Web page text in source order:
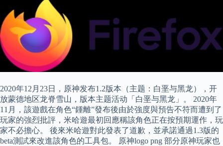
2020年12月23日，原神发布1.2版本（主题：白垩与黑龙），开
放蒙德地区龙脊雪山，版本主题活动「白垩与黑龙」。 2020年
11月，該遊戲在角色“鍾離”發布後由於強度與預告不符而遭到了
玩家的強烈批評，米哈遊最初回應稱該角色正在按預期運作，玩
家不必擔心。 後來米哈遊對此發表了道歉，並承諾通過1.3版的
beta測試來改進該角色的工具包。 原神logo png 部分原神玩家也